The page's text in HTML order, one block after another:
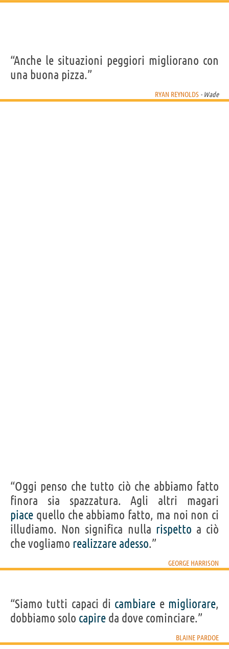
“Anche le situazioni peggiori migliorano con
una buona pizza.”
RYAN REYNOLDS - Wade
“Oggi penso che tutto ciò che abbiamo fatto
finora sia spazzatura. Agli altri magari
piace quello che abbiamo fatto, ma noi non ci
illudiamo. Non significa nulla rispetto a ciò
che vogliamo realizzare adesso.”
GEORGE HARRISON
“Siamo tutti capaci di cambiare e migliorare,
dobbiamo solo capire da dove cominciare.”
BLAINE PARDOE